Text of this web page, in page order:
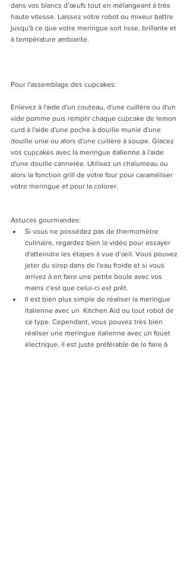
dans vos blancs d’œufs tout en mélangeant à très
haute vitesse. Laissez votre robot ou mixeur battre
jusqu'à ce que votre meringue soit lisse, brillante et
à température ambiante.
Pour l'assemblage des cupcakes:
Enlevez à l'aide d'un couteau, d'une cuillère ou d'un
vide pomme puis remplir chaque cupcake de lemon
curd à l'aide d'une poche à douille munie d'une
douille unie ou alors d'une cuillère à soupe. Glacez
vos cupcakes avec la meringue italienne à l'aide
d'une douille cannelée. Utilisez un chalumeau ou
alors la fonction grill de votre four pour caraméliser
votre meringue et pour la colorer.
Astuces gourmandes:
Si vous ne possédez pas de thermomètre
culinaire, regardez bien la vidéo pour essayer
d'atteindre les étapes à vue d’œil. Vous pouvez
jeter du sirop dans de l'eau froide et si vous
arrivez à en faire une petite boule avec vos
mains c'est que celui-ci est prêt.
Il est bien plus simple de réaliser la meringue
italienne avec un  Kitchen Aid ou tout robot de
ce type. Cependant, vous pouvez très bien
réaliser une meringue italienne avec un fouet
électrique, il est juste préférable de le faire à